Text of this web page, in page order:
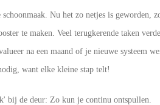
schoonmaak. Nu het zo netjes is
te maken. Veel terugkerende taken
na een maand of je nieuwe systeem
want elke kleine stap telt!
bij de deur: Zo kun je continu ontspullen.